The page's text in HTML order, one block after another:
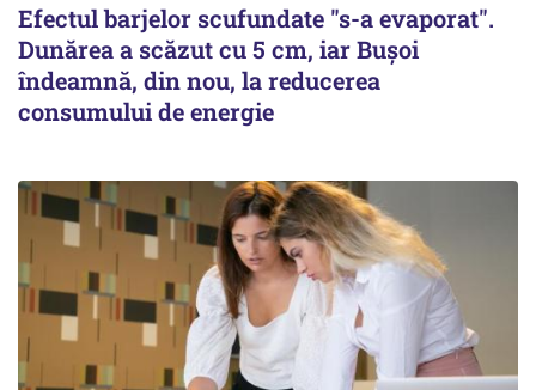
Efectul barjelor scufundate "s-a evaporat".
Dunărea a scăzut cu 5 cm, iar Bușoi
îndeamnă, din nou, la reducerea
consumului de energie